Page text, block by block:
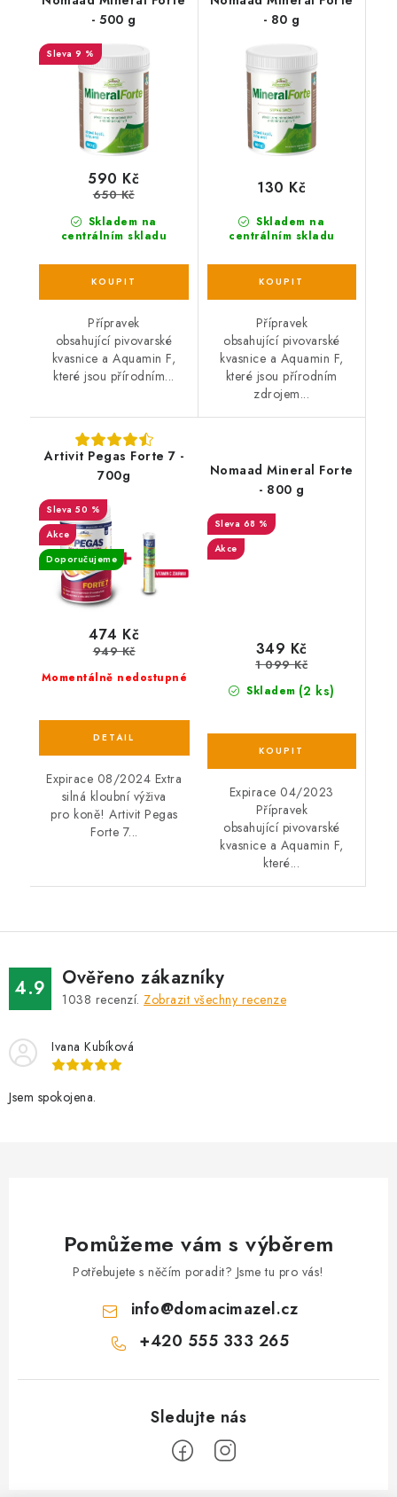
- 500 g
9 %
Skladem na
centrálním skladu
590 Kč
650 Kč
Přípravek
obsahující pivovarské
kvasnice a Aquamin F,
které jsou přírodním...
- 80 g
Skladem na
centrálním skladu
130 Kč
Přípravek
obsahující pivovarské
kvasnice a Aquamin F,
které jsou přírodním
zdrojem...
Artivit Pegas Forte 7 -
700g
50 %
Akce
Doporučujeme
Momentálně nedostupné
474 Kč
949 Kč
Expirace 08/2024 Extra
silná kloubní výživa
pro koně! Artivit Pegas
Forte 7...
Nomaad Mineral Forte
- 800 g
68 %
Akce
Skladem (2 ks)
349 Kč
1 099 Kč
Expirace 04/2023
Přípravek
obsahující pivovarské
kvasnice a Aquamin F,
které...
4.9 Ověřeno zákazníky
1038 recenzí. Zobrazit všechny recenze
Ivana Kubíková
Jsem spokojena.
Pomůžeme vám s výběrem
Potřebujete s něčím poradit? Jsme tu pro vás!
info@domacimazel.cz
+420 555 333 265